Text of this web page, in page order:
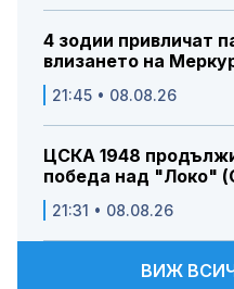
4 зодии привличат
влизането на
21:45 • 08.08.26
ЦСКА 1948
победа над "Локо"
21:31 • 08.08.26
ВИЖ